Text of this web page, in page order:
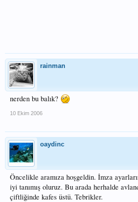
rainman
nerden bu balık?
10 Ekim 2006
oaydinc
Öncelikle aramıza hoşgeldin. İmza
iyi tanımış oluruz. Bu arada herhalde
çiftliğinde kafes üstü. Tebrikler.